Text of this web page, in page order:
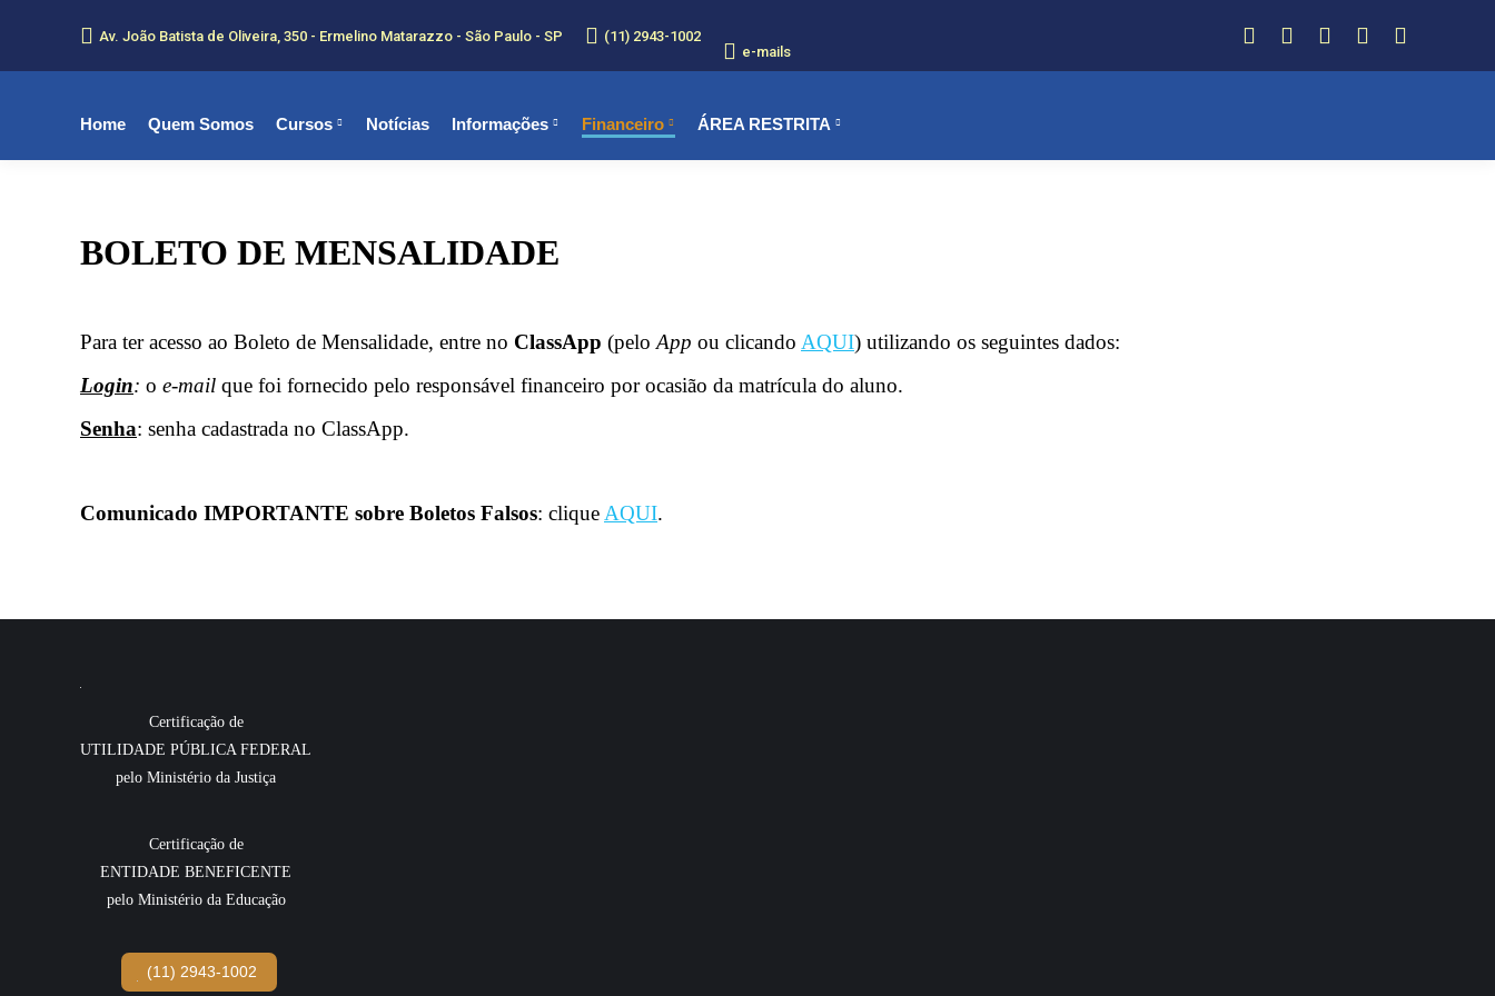
Av. João Batista de Oliveira, 350 - Ermelino Matarazzo - São Paulo - SP
(11) 2943-1002
e-mails
FacebookInstagram
TwitterYouTubeWhatsapp
Home Quem Somos Cursos Notícias Informações Financeiro ÁREA RESTRITA
BOLETO DE MENSALIDADE
Para ter acesso ao Boleto de Mensalidade, entre no ClassApp (pelo App ou clicando AQUI) utilizando os seguintes dados:
Login: o e-mail que foi fornecido pelo responsável financeiro por ocasião da matrícula do aluno.
Senha: senha cadastrada no ClassApp.
Comunicado IMPORTANTE sobre Boletos Falsos: clique AQUI.
Certificação de
UTILIDADE PÚBLICA FEDERAL
pelo Ministério da Justiça
Certificação de
ENTIDADE BENEFICENTE
pelo Ministério da Educação
(11) 2943-1002